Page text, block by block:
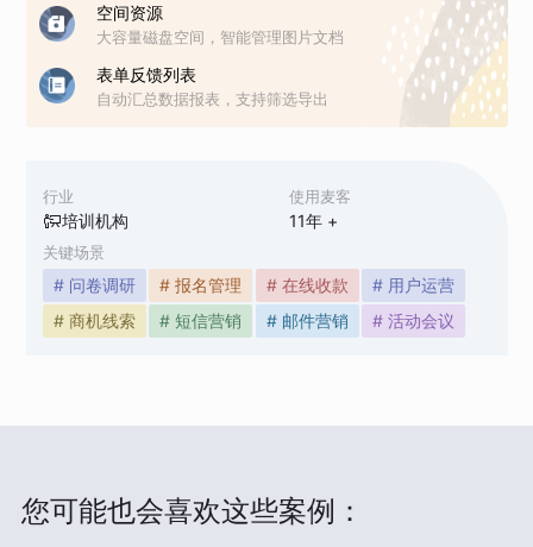
行业
培训机构
使用麦客
11年 +
关键场景
# 问卷调研 # 报名管理 # 在线收款
# 用户运营
# 商机线索
# 短信营销 # 邮件营销 # 活动会议
空间资源
大容量磁盘空间，智能管理图片文档
表单反馈列表
自动汇总数据报表，支持筛选导出
您可能也会喜欢这些案例：